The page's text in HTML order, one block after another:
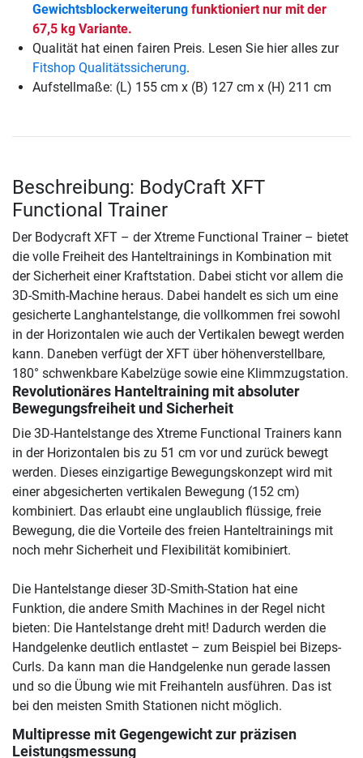
Gewichtsblockerweiterung funktioniert nur mit der
67,5 kg Variante.
Qualität hat einen fairen Preis. Lesen Sie hier alles zur
Fitshop Qualitätssicherung.
Aufstellmaße: (L) 155 cm x (B) 127 cm x (H) 211 cm
Beschreibung: BodyCraft XFT
Functional Trainer
Der Bodycraft XFT – der Xtreme Functional Trainer – bietet
die volle Freiheit des Hanteltrainings in Kombination mit
der Sicherheit einer Kraftstation. Dabei sticht vor allem die
3D-Smith-Machine heraus. Dabei handelt es sich um eine
gesicherte Langhantelstange, die vollkommen frei sowohl
in der Horizontalen wie auch der Vertikalen bewegt werden
kann. Daneben verfügt der XFT über höhenverstellbare,
180° schwenkbare Kabelzüge sowie eine Klimmzugstation.
Revolutionäres Hanteltraining mit absoluter
Bewegungsfreiheit und Sicherheit
Die 3D-Hantelstange des Xtreme Functional Trainers kann
in der Horizontalen bis zu 51 cm vor und zurück bewegt
werden. Dieses einzigartige Bewegungskonzept wird mit
einer abgesicherten vertikalen Bewegung (152 cm)
kombiniert. Das erlaubt eine unglaublich flüssige, freie
Bewegung, die die Vorteile des freien Hanteltrainings mit
noch mehr Sicherheit und Flexibilität komibiniert.
Die Hantelstange dieser 3D-Smith-Station hat eine
Funktion, die andere Smith Machines in der Regel nicht
bieten: Die Hantelstange dreht mit! Dadurch werden die
Handgelenke deutlich entlastet – zum Beispiel bei Bizeps-
Curls. Da kann man die Handgelenke nun gerade lassen
und so die Übung wie mit Freihanteln ausführen. Das ist
bei den meisten Smith Stationen nicht möglich.
Multipresse mit Gegengewicht zur präzisen
Leistungsmessung